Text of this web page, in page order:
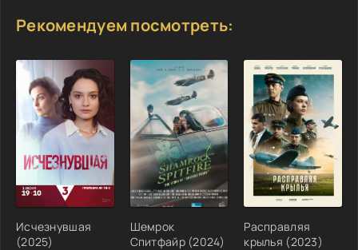
Рекомендуем посмотреть:
Исчезнувшая
(2025)
Шемрок
Спитфайр (2024)
Расправляя
крылья (2023)